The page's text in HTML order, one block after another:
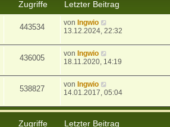
Zugriffe
Letzter Beitrag
443534 von Ingwio
13.12.2024, 22:32
436005 von Ingwio
18.11.2020, 14:19
538827 von Ingwio
14.01.2017, 05:04
Zugriffe
Letzter Beitrag